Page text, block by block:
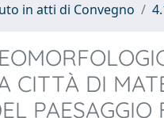
in atti di Convegno
CITTÀ DI
PAESAGGIO